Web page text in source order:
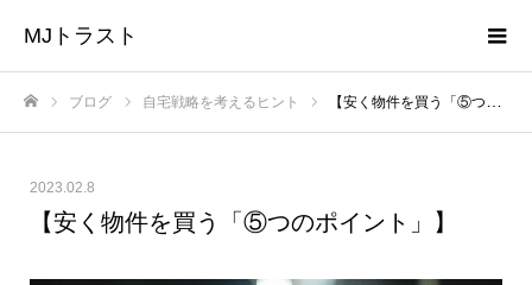
MJトラスト
ブログ 自宅戦略を考えるヒント 【安く物件を買う「⑤つのポイント」】
2023.02.8
【安く物件を買う「⑤つのポイント」】